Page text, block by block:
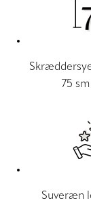
75
Suveræn